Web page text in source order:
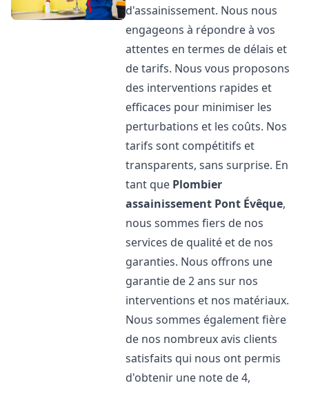
d'assainissement. Nous nous
engageons à répondre à vos
attentes en termes de délais et
de tarifs. Nous vous proposons
des interventions rapides et
efficaces pour minimiser les
perturbations et les coûts. Nos
tarifs sont compétitifs et
transparents, sans surprise. En
tant que Plombier
assainissement Pont Évêque,
nous sommes fiers de nos
services de qualité et de nos
garanties. Nous offrons une
garantie de 2 ans sur nos
interventions et nos matériaux.
Nous sommes également fière
de nos nombreux avis clients
satisfaits qui nous ont permis
d'obtenir une note de 4,